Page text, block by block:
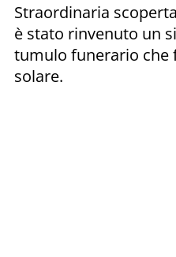
Straordinaria
è stato rinvenuto un
tumulo funerario che
solare.